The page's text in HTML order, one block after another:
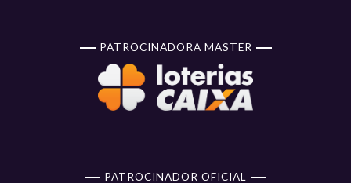
PATROCINADORA MASTER
PATROCINADOR OFICIAL